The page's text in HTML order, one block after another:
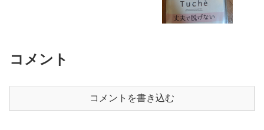
コメント
コメントを書き込む